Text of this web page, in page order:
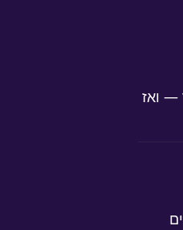
— ואז